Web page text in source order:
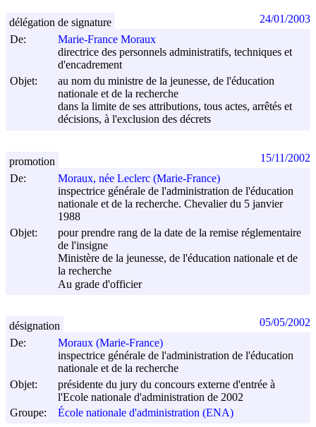
De:
Marie-France Moraux
directrice des personnels administratifs, techniques et
d'encadrement
Objet:
au nom du ministre de la jeunesse, de l'éducation
nationale et de la recherche
dans la limite de ses attributions, tous actes, arrêtés et
décisions, à l'exclusion des décrets
délégation de signature 24/01/2003
De:
Moraux, née Leclerc (Marie-France)
inspectrice générale de l'administration de l'éducation
nationale et de la recherche. Chevalier du 5 janvier
1988
Objet:
pour prendre rang de la date de la remise réglementaire
de l'insigne
Ministère de la jeunesse, de l'éducation nationale et de
la recherche
Au grade d'officier
promotion 15/11/2002
De:
Moraux (Marie-France)
inspectrice générale de l'administration de l'éducation
nationale et de la recherche
Objet:
présidente du jury du concours externe d'entrée à
l'Ecole nationale d'administration de 2002
Groupe:
École nationale d'administration (ENA)
désignation 05/05/2002